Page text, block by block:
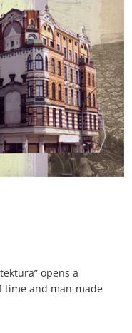
opens a
time and man-made